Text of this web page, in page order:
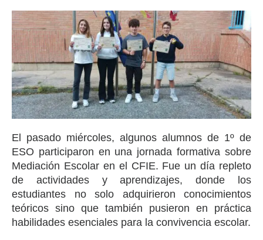
El pasado miércoles, algunos alumnos de 1º de
ESO participaron en una jornada formativa sobre
Mediación Escolar en el CFIE. Fue un día repleto
de actividades y aprendizajes, donde los
estudiantes no solo adquirieron conocimientos
teóricos sino que también pusieron en práctica
habilidades esenciales para la convivencia escolar.